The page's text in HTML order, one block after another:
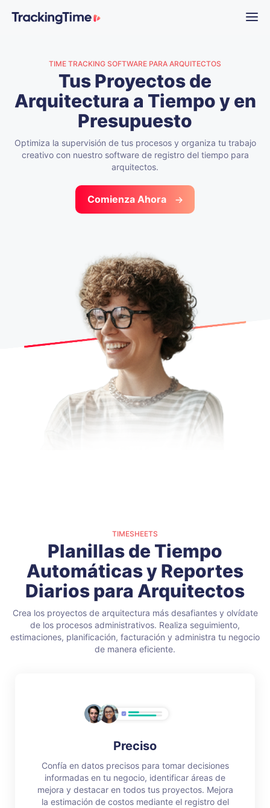
TIME TRACKING SOFTWARE PARA ARQUITECTOS
Tus Proyectos de
Arquitectura a Tiempo y en
Presupuesto
Optimiza la supervisión de tus procesos y organiza tu trabajo
creativo con nuestro software de registro del tiempo para
arquitectos.
Comienza Ahora
TIMESHEETS
Planillas de Tiempo
Automáticas yReportes
Diarios para Arquitectos
Crea los proyectos de arquitectura más desafiantes y olvídate
de los procesos administrativos. Realiza seguimiento,
estimaciones, planificación, facturación y administra tu negocio
de manera eficiente.
Preciso
Confía en datos precisos para tomar decisiones
informadas en tu negocio, identificar áreas de
mejora y destacar en todos tus proyectos. Mejora
la estimación de costos mediante el registro del